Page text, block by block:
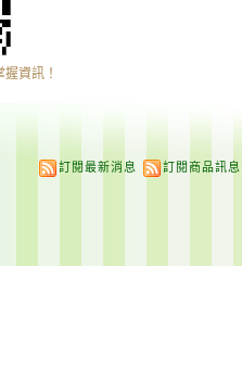
握資訊！
訂閱最新消息 訂閱商品訊息